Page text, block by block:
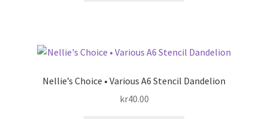
Nellie’s Choice • Various A6 Stencil Dandelion
kr40.00